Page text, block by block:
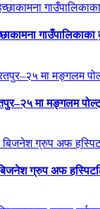
गाउँपालिकाका
मा मङ्गलम
बिजनेश ग्रुप अफ